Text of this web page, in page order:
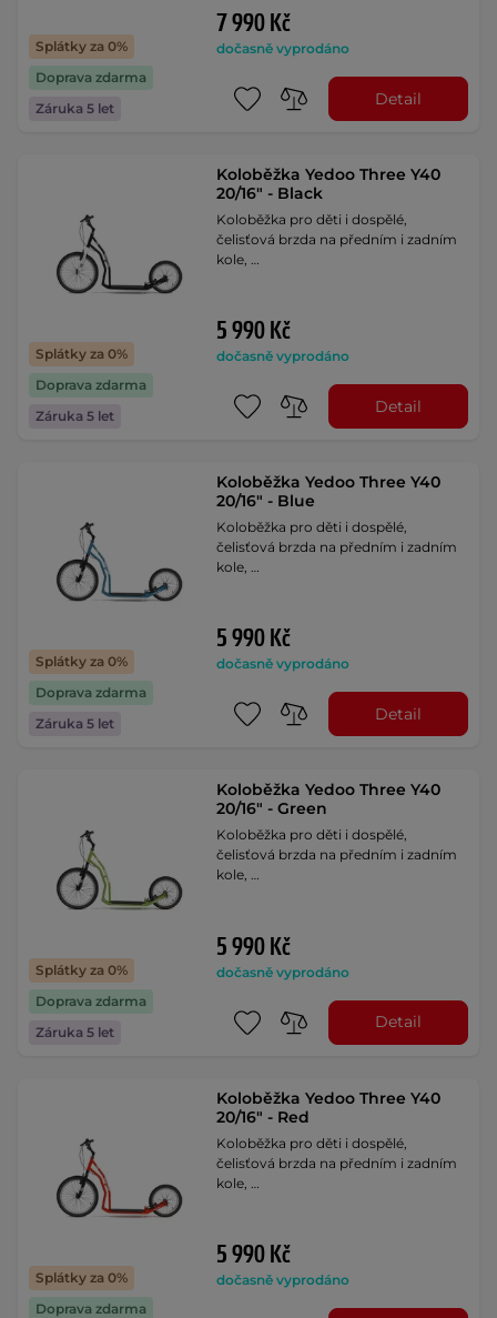
Splátky za 0%
Doprava zdarma
Záruka 5 let
7 990 Kč
dočasně vyprodáno
Detail
Splátky za 0%
Doprava zdarma
Záruka 5 let
Koloběžka Yedoo Three Y40
20/16" - Black
Koloběžka pro děti i dospělé,
čelisťová brzda na předním i zadním
kole, …
5 990 Kč
dočasně vyprodáno
Detail
Splátky za 0%
Doprava zdarma
Záruka 5 let
Koloběžka Yedoo Three Y40
20/16" - Blue
Koloběžka pro děti i dospělé,
čelisťová brzda na předním i zadním
kole, …
5 990 Kč
dočasně vyprodáno
Detail
Splátky za 0%
Doprava zdarma
Záruka 5 let
Koloběžka Yedoo Three Y40
20/16" - Green
Koloběžka pro děti i dospělé,
čelisťová brzda na předním i zadním
kole, …
5 990 Kč
dočasně vyprodáno
Detail
Splátky za 0%
Doprava zdarma
Koloběžka Yedoo Three Y40
20/16" - Red
Koloběžka pro děti i dospělé,
čelisťová brzda na předním i zadním
kole, …
5 990 Kč
dočasně vyprodáno